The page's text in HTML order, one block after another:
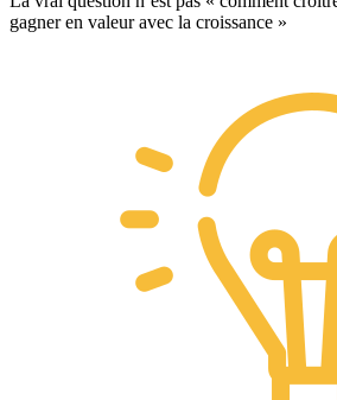
gagner en valeur avec la croissance »